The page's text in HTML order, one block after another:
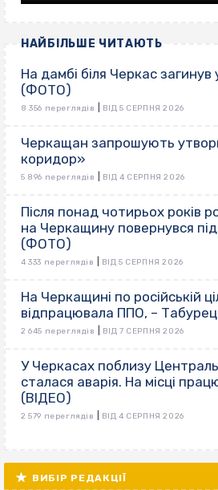
НАЙБІЛЬШЕ ЧИТАЮТЬ
На дамбі біля Черкас загинув
(ФОТО)
8 356 переглядів ВІД 5 СЕРПНЯ 2026
Черкащан запрошують
коридор»
5 896 переглядів ВІД 4 СЕРПНЯ 2026
Після понад чотирьох років
на Черкащину повернувся
(ФОТО)
4 333 переглядів ВІД 5 СЕРПНЯ 2026
На Черкащині по російській
відпрацювала ППО, –
2 645 переглядів ВІД 7 СЕРПНЯ 2026
У Черкасах поблизу
сталася аварія. На місці
(ВІДЕО)
2 579 переглядів ВІД 4 СЕРПНЯ 2026
ВИБІР РЕДАКЦІЇ